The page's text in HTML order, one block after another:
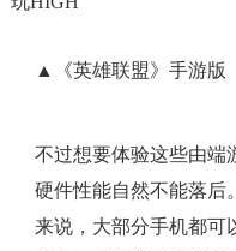
▲《英雄联盟》手游版
不过想要体验这些由端
硬件性能自然不能落后
来说，大部分手机都可